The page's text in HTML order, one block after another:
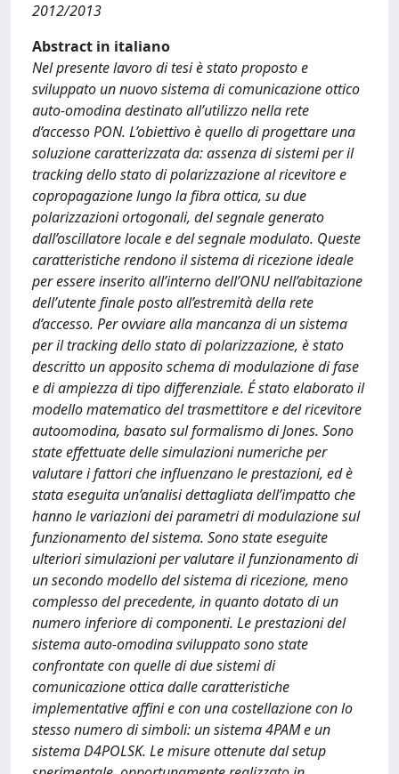
2012/2013
Abstract in italiano
Nel presente lavoro di tesi è stato proposto e
sviluppato un nuovo sistema di comunicazione ottico
auto-omodina destinato all’utilizzo nella rete
d’accesso PON. L’obiettivo è quello di progettare una
soluzione caratterizzata da: assenza di sistemi per il
tracking dello stato di polarizzazione al ricevitore e
copropagazione lungo la fibra ottica, su due
polarizzazioni ortogonali, del segnale generato
dall’oscillatore locale e del segnale modulato. Queste
caratteristiche rendono il sistema di ricezione ideale
per essere inserito all’interno dell’ONU nell’abitazione
dell’utente finale posto all’estremità della rete
d’accesso. Per ovviare alla mancanza di un sistema
per il tracking dello stato di polarizzazione, è stato
descritto un apposito schema di modulazione di fase
e di ampiezza di tipo differenziale. É stato elaborato il
modello matematico del trasmettitore e del ricevitore
autoomodina, basato sul formalismo di Jones. Sono
state effettuate delle simulazioni numeriche per
valutare i fattori che influenzano le prestazioni, ed è
stata eseguita un’analisi dettagliata dell’impatto che
hanno le variazioni dei parametri di modulazione sul
funzionamento del sistema. Sono state eseguite
ulteriori simulazioni per valutare il funzionamento di
un secondo modello del sistema di ricezione, meno
complesso del precedente, in quanto dotato di un
numero inferiore di componenti. Le prestazioni del
sistema auto-omodina sviluppato sono state
confrontate con quelle di due sistemi di
comunicazione ottica dalle caratteristiche
implementative affini e con una costellazione con lo
stesso numero di simboli: un sistema 4PAM e un
sistema D4POLSK. Le misure ottenute dal setup